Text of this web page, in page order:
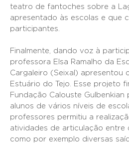
teatro de fantoches sobre a
apresentado às escolas e que
participantes.
Finalmente, dando voz à
professora Elsa Ramalho da
Cargaleiro (Seixal) apresentou
Estuário do Tejo. Esse projeto
Fundação Calouste
alunos de vários níveis de
professores permitiu a
atividades de articulação entre
como por exemplo diversas